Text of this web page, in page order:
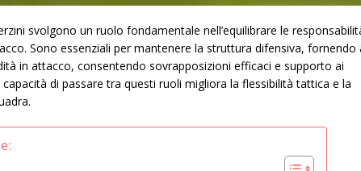
svolgono un ruolo fondamentale nell’equilibrare le
Sono essenziali per mantenere la struttura difensiva, fornendo
in attacco, consentendo sovrapposizioni efficaci e supporto ai
di passare tra questi ruoli migliora la flessibilità tattica e la